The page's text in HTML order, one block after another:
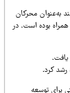
محرکان
بوده است. در
توسعه